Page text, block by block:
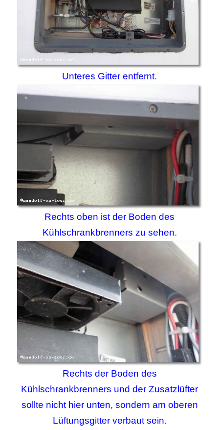
Unteres Gitter entfernt.
Rechts oben ist der Boden des
Kühlschrankbrenners zu sehen.
Rechts der Boden des
Kühlschrankbrenners und der Zusatzlüfter
sollte nicht hier unten, sondern am oberen
Lüftungsgitter verbaut sein.